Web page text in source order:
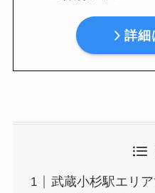
詳細
武蔵小杉駅エリ